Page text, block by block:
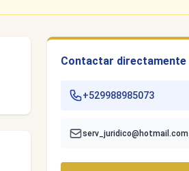
Contactar directamente
+529988985073
serv_juridico@hotmail.com